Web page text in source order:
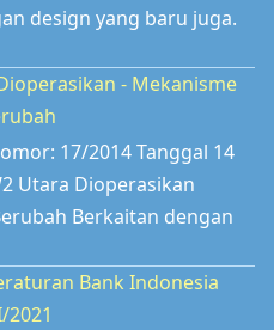
design yang baru juga.
- Mekanisme
17/2014 Tanggal 14
Utara Dioperasikan
Berkaitan dengan
Bank Indonesia